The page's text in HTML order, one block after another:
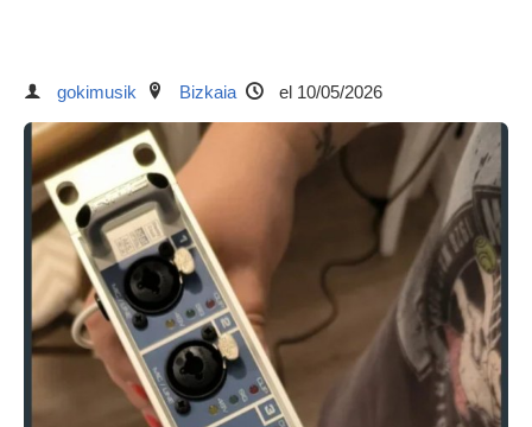
gokimusik Bizkaia el 10/05/2026